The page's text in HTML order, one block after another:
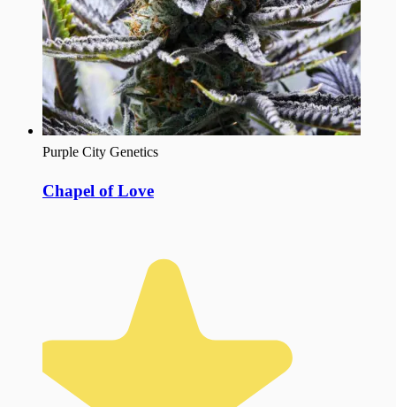
Purple City Genetics
Chapel of Love